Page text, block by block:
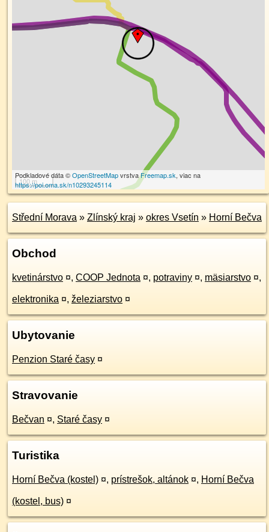
100 m
Podkladové dáta ©OpenStreetMapvrstvaFreemap.sk, viac na
https://poi.oma.sk/n10293245114
Střední Morava » Zlínský kraj » okres Vsetín » Horní Bečva
Obchod
kvetinárstvo ¤, COOP Jednota ¤, potraviny ¤, mäsiarstvo ¤,
elektronika ¤, železiarstvo ¤
Ubytovanie
Penzion Staré časy ¤
Stravovanie
Bečvan ¤, Staré časy ¤
Turistika
Horní Bečva (kostel) ¤, prístrešok, altánok ¤, Horní Bečva
(kostel, bus) ¤